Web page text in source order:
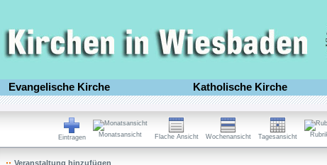
Evangelische Kirche Katholische Kirche
Eintragen Monatsansicht Flache Ansicht Wochenansicht Tagesansicht
Veranstaltung hinzufügen